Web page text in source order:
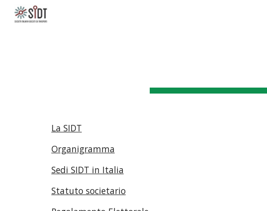
La SIDT
Organigramma
Sedi SIDT in Italia
Statuto societario